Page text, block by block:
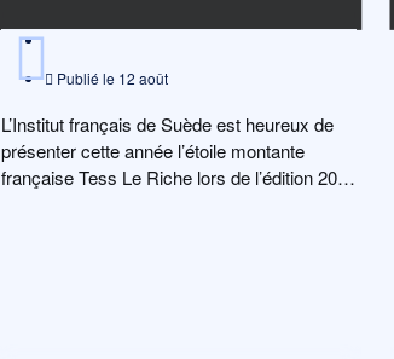
Publié le 12 août
L’Institut français de Suède est heureux de
présenter cette année l’étoile montante
française Tess Le Riche lors de l’édition 2025